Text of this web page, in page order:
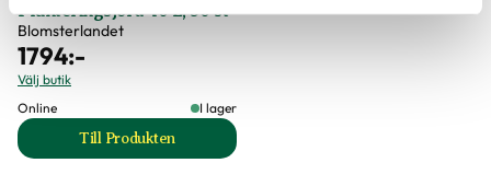
Planteringsjord 40 L, 30 st
Blomsterlandet
1794:-
Välj butik
Online
I lager
Till Produkten
till Planteringsjord 40 L, 30 st produktsida